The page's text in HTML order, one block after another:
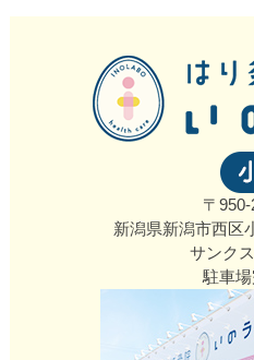
〒
新潟県新潟市西区
サンク
駐車